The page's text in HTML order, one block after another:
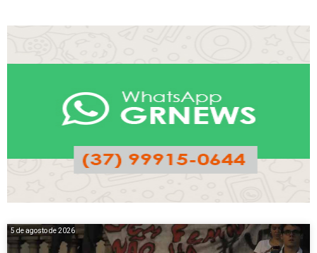
5 de agosto de 2026